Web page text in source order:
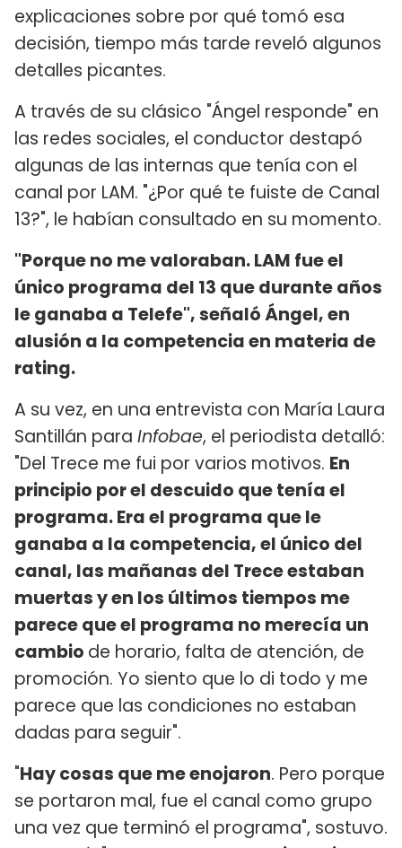
explicaciones sobre por qué tomó esa
decisión, tiempo más tarde reveló algunos
detalles picantes.
A través de su clásico "Ángel responde" en
las redes sociales, el conductor destapó
algunas de las internas que tenía con el
canal por LAM. "¿Por qué te fuiste de Canal
13?", le habían consultado en su momento.
"Porque no me valoraban. LAM fue el
único programa del 13 que durante años
le ganaba a Telefe", señaló Ángel, en
alusión a la competencia en materia de
rating.
A su vez, en una entrevista con María Laura
Santillán para Infobae, el periodista detalló:
"Del Trece me fui por varios motivos. En
principio por el descuido que tenía el
programa. Era el programa que le
ganaba a la competencia, el único del
canal, las mañanas del Trece estaban
muertas y en los últimos tiempos me
parece que el programa no merecía un
cambio de horario, falta de atención, de
promoción. Yo siento que lo di todo y me
parece que las condiciones no estaban
dadas para seguir".
"Hay cosas que me enojaron. Pero porque
se portaron mal, fue el canal como grupo
una vez que terminó el programa", sostuvo.